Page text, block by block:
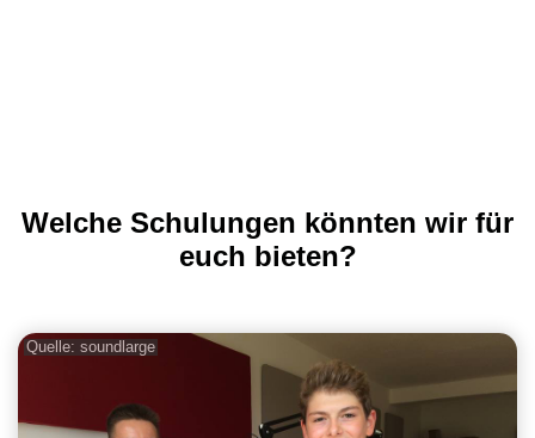
Welche Schulungen könnten wir für
euch bieten?
Quelle: soundlarge